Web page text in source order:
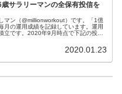
歳サラリーマンの全保有投信を
マン（@millionworkout）です。「1億
月の運用成績を記録しています。運用
立です。2020年9月時点で下記の投資
2020.01.23